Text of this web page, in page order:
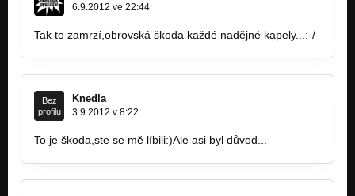
6.9.2012 ve 22:44
Tak to zamrzí,obrovská škoda každé nadějné kapely...:-/
Bez
profilu
Knedla
3.9.2012 v 8:22
To je škoda,ste se mě líbili:)Ale asi byl důvod...